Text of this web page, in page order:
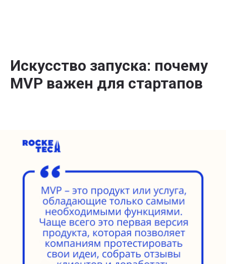
Искусство запуска: почему
MVP важен для стартапов